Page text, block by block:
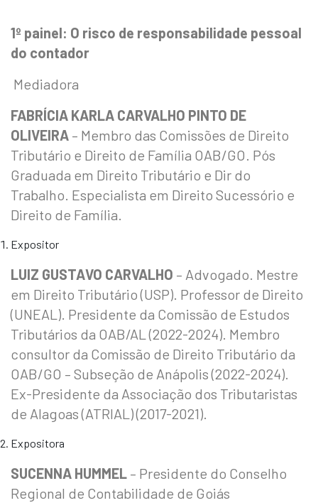
1º painel: O risco de responsabilidade pessoal
do contador
Mediadora
FABRÍCIA KARLA CARVALHO PINTO DE
OLIVEIRA – Membro das Comissões de Direito
Tributário e Direito de Família OAB/GO. Pós
Graduada em Direito Tributário e Dir do
Trabalho. Especialista em Direito Sucessório e
Direito de Família.
Expositor
LUIZ GUSTAVO CARVALHO – Advogado. Mestre
em Direito Tributário (USP). Professor de Direito
(UNEAL). Presidente da Comissão de Estudos
Tributários da OAB/AL (2022-2024). Membro
consultor da Comissão de Direito Tributário da
OAB/GO – Subseção de Anápolis (2022-2024).
Ex-Presidente da Associação dos Tributaristas
de Alagoas (ATRIAL) (2017-2021).
Expositora
SUCENNA HUMMEL – Presidente do Conselho
Regional de Contabilidade de Goiás